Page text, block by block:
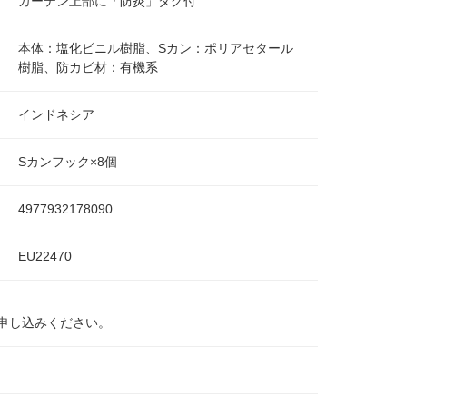
本体：塩化ビニル樹脂、Sカン：ポリアセタール
樹脂、防カビ材：有機系
インドネシア
Sカンフック×8個
4977932178090
EU22470
込みください。